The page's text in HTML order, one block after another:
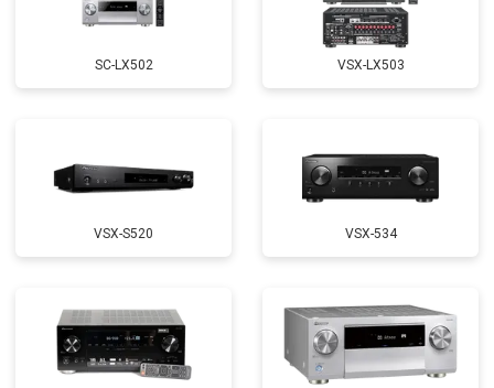
SC-LX502 VSX-LX503
VSX-S520 VSX-534